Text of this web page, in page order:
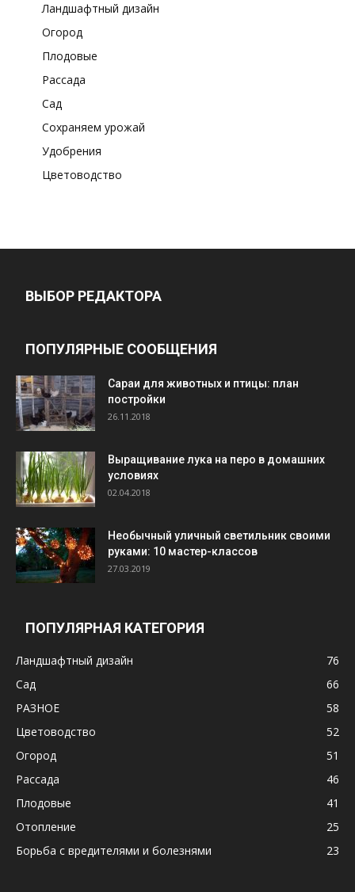
Ландшафтный дизайн
Огород
Плодовые
Рассада
Сад
Сохраняем урожай
Удобрения
Цветоводство
ВЫБОР РЕДАКТОРА
ПОПУЛЯРНЫЕ СООБЩЕНИЯ
Cараи для животных и птицы: план
постройки
26.11.2018
Выращивание лука на перо в домашних
условиях
02.04.2018
Необычный уличный светильник своими
руками: 10 мастер-классов
27.03.2019
ПОПУЛЯРНАЯ КАТЕГОРИЯ
Ландшафтный дизайн
76
Сад
66
РАЗНОЕ
58
Цветоводство
52
Огород
51
Рассада
46
Плодовые
41
Отопление
25
Борьба с вредителями и болезнями
23